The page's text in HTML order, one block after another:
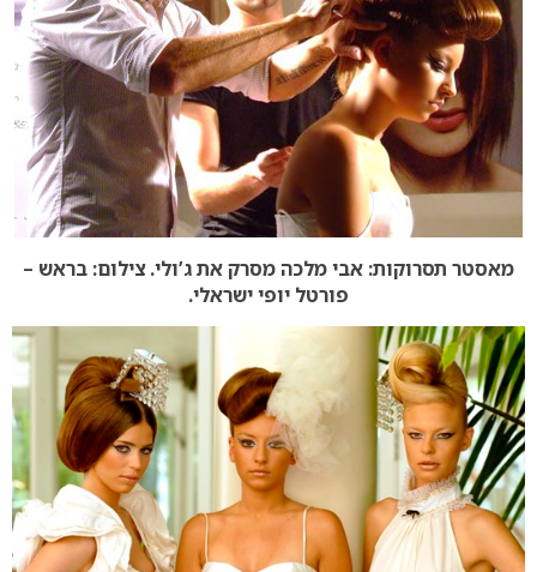
מאסטר תסרוקות: אבי מלכה מסרק את ג’ולי. צילום: בראש –
פורטל יופי ישראלי.